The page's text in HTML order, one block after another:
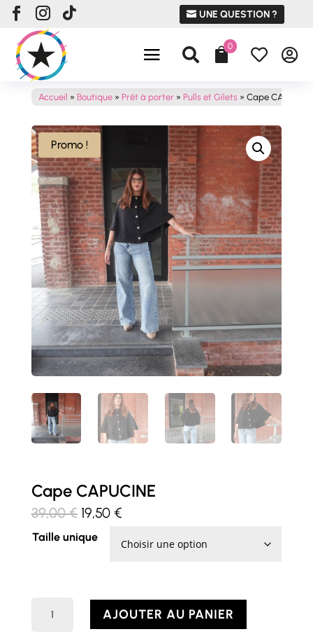
UNE QUESTION ?
 0  
Accueil » Boutique» Prêt à porter» Pulls et Gilets» Cape CAPUCINE
Promo !
Cape CAPUCINE
39,00€ Le
initial
19,50 €Le
actuel
Taille unique
AJOUTER AU PANIER